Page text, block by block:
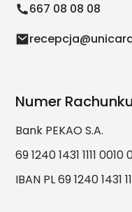
667 08 08 08
Numer
Bank PEKAO S.A.
69 1240 1431 1111
IBAN PL 69 1240 1431